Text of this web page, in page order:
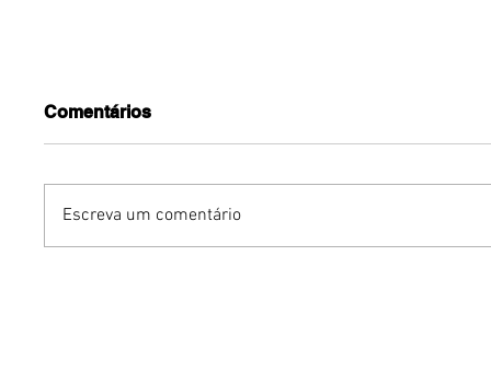
Comentários
Escreva um comentário